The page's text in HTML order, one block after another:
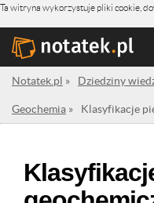
Ta witryna wykorzystuje pliki cookie,
Notatek.pl » Dziedziny
Geochemia » Klasyfikacje